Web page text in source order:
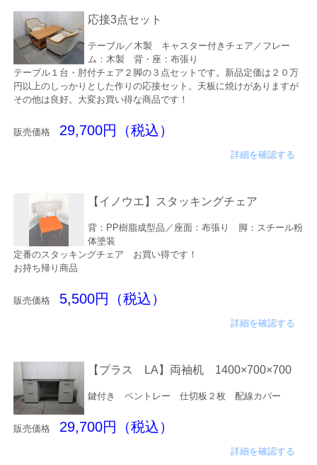
応接3点セット
テーブル／木製 キャスター付きチェア／フレー
ム：木製 背・座：布張り
テーブル１台・肘付チェア２脚の３点セットです。新品定価は２０万
円以上のしっかりとした作りの応接セット。天板に焼けがありますが
その他は良好。大変お買い得な商品です！
販売価格 29,700円（税込）
詳細を確認する
【イノウエ】スタッキングチェア
背：PP樹脂成型品／座面：布張り 脚：スチール粉
体塗装
定番のスタッキングチェア お買い得です！
お持ち帰り商品
販売価格 5,500円（税込）
詳細を確認する
【プラス LA】両袖机 1400×700×700
鍵付き ペントレー 仕切板２枚 配線カバー
販売価格 29,700円（税込）
詳細を確認する